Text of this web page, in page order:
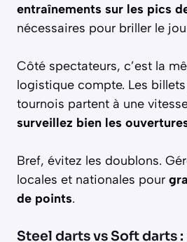
entraînements sur les pics
nécessaires pour briller le
Côté spectateurs, c’est la
logistique compte. Les
tournois partent à une
surveillez bien les
Bref, évitez les doublons.
locales et nationales pour
de points.
Steel darts vs Soft darts :